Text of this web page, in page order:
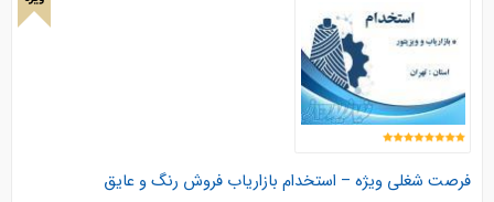
فرصت شغلی ویژه – استخدام بازاریاب فروش رنگ و عایق